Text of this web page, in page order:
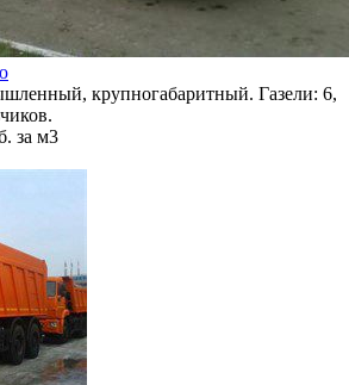
крупногабаритный. Газели: 6,
за м3